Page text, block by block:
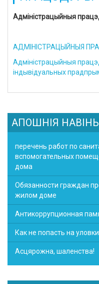
Адміністрацыйныя
АДМІНІСТРАЦЫЙНЫЯ
Адміністрацыйныя
індывідуальных
АПОШНІЯ
перечень работ по
вспомогательных
дома
Обязанности граждан
жилом доме
Антикоррупционная
Как не попасть на
Асцярожна, шаленства!